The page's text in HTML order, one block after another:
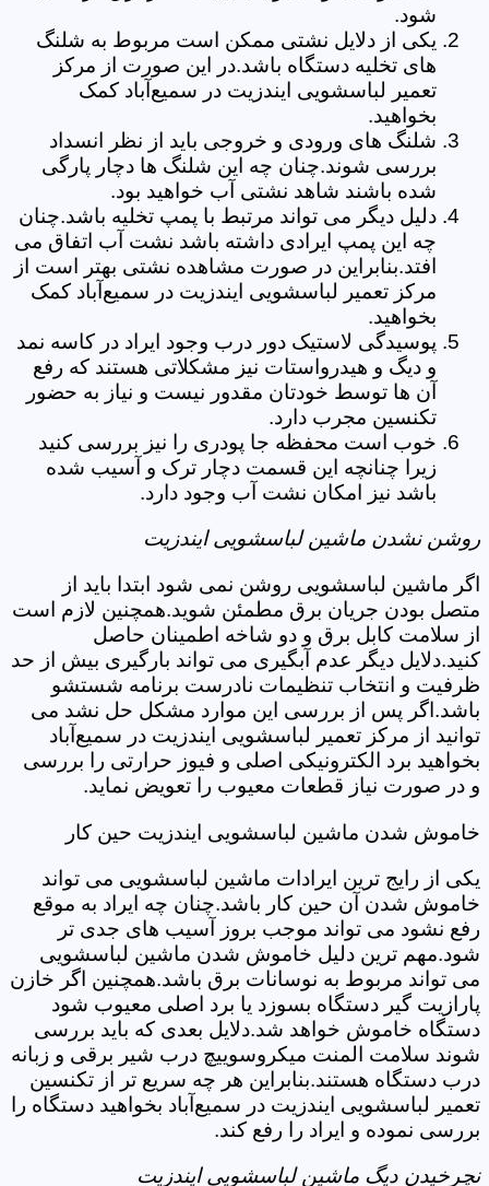
شود.
یکی از دلایل نشتی ممکن است مربوط به شلنگ
های تخلیه دستگاه باشد.در این صورت از مرکز
تعمیر لباسشویی ایندزیت در سمیع‌آباد کمک
بخواهید.
شلنگ های ورودی و خروجی باید از نظر انسداد
بررسی شوند.چنان چه این شلنگ ها دچار پارگی
شده باشند شاهد نشتی آب خواهید بود.
دلیل دیگر می تواند مرتبط با پمپ تخلیه باشد.چنان
چه این پمپ ایرادی داشته باشد نشت آب اتفاق می
افتد.بنابراین در صورت مشاهده نشتی بهتر است از
مرکز تعمیر لباسشویی ایندزیت در سمیع‌آباد کمک
بخواهید.
پوسیدگی لاستیک دور درب وجود ایراد در کاسه نمد
و دیگ و هیدرواستات نیز مشکلاتی هستند که رفع
آن ها توسط خودتان مقدور نیست و نیاز به حضور
تکنسین مجرب دارد.
خوب است محفظه جا پودری را نیز بررسی کنید
زیرا چنانچه این قسمت دچار ترک و آسیب شده
باشد نیز امکان نشت آب وجود دارد.
روشن نشدن ماشین لباسشویی ایندزیت
اگر ماشین لباسشویی روشن نمی شود ابتدا باید از
متصل بودن جریان برق مطمئن شوید.همچنین لازم است
از سلامت کابل برق و دو شاخه اطمینان حاصل
کنید.دلایل دیگر عدم آبگیری می تواند بارگیری بیش از حد
ظرفیت و انتخاب تنظیمات نادرست برنامه شستشو
باشد.اگر پس از بررسی این موارد مشکل حل نشد می
توانید از مرکز تعمیر لباسشویی ایندزیت در سمیع‌آباد
بخواهید برد الکترونیکی اصلی و فیوز حرارتی را بررسی
و در صورت نیاز قطعات معیوب را تعویض نماید.
خاموش شدن ماشین لباسشویی ایندزیت حین کار
یکی از رایج ترین ایرادات ماشین لباسشویی می تواند
خاموش شدن آن حین کار باشد.چنان چه ایراد به موقع
رفع نشود می تواند موجب بروز آسیب های جدی تر
شود.مهم ترین دلیل خاموش شدن ماشین لباسشویی
می تواند مربوط به نوسانات برق باشد.همچنین اگر خازن
پارازیت گیر دستگاه بسوزد یا برد اصلی معیوب شود
دستگاه خاموش خواهد شد.دلایل بعدی که باید بررسی
شوند سلامت المنت میکروسوییچ درب شیر برقی و زبانه
درب دستگاه هستند.بنابراین هر چه سریع تر از تکنسین
تعمیر لباسشویی ایندزیت در سمیع‌آباد بخواهید دستگاه را
بررسی نموده و ایراد را رفع کند.
نچرخیدن دیگ ماشین لباسشویی ایندزیت